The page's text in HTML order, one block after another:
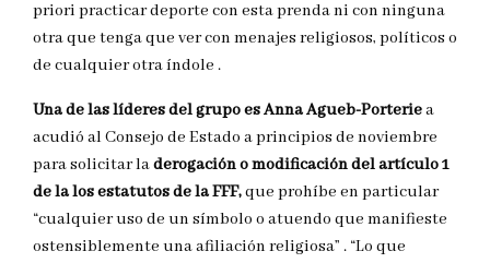
priori practicar deporte con esta prenda ni con ninguna
otra que tenga que ver con menajes religiosos, políticos o
de cualquier otra índole .
Una de las líderes del grupo es Anna Agueb-Porteriea
acudió al Consejo de Estado a principios de noviembre
para solicitar laderogación o modificación del artículo 1
de la los estatutos de la FFF,que prohíbe en particular
“cualquier uso de un símbolo o atuendo que manifieste
ostensiblemente una afiliación religiosa” . “Lo que